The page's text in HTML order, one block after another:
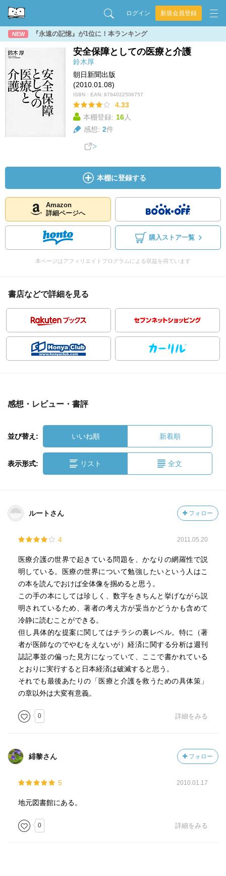
ログイン 新規会員登録
NEW 『永遠の記憶』が1位に！本ランキング
安全保障としての医療と介護
鈴木厚
朝日新聞出版
(2010.01.08)
ISBN・EAN: 9784022506757
4.33
本棚登録: 16人
感想: 2件
本棚に登録する
Amazon
詳細ページへ
購入ストア一覧
本ページはアフィリエイトプログラムによる収益を得ています
書店などで詳細を見る
感想・レビュー・書評
並び替え: いいね順 新着順
表示形式: リスト 全文
ルートさん フォロー
4 2011.05.20
医療介護の世界で起きている問題を、かなりの網羅性で説
明している。医療の世界について勉強したいという人はこ
の本を読んでおけば全体像を掴めると思う。
この手の本にしては珍しく、数字をきちんと挙げながら説
明されているため、著者の考え方が妥当かどうかも含めて
冷静に読むことができる。
但し具体的な提案に関してはチラシの裏レベル。特に（著
者が医師なのでやむをえないが）経済に関する分析は週刊
誌記事並の偏った見方になっていて、ここで書かれている
とおりに実行すると日本経済は破滅すると思う。
それでも最後あたりの「医療と介護を救うための具体策」
の章以外は大変有意義。
0 詳細をみる
緋黎さん フォロー
5 2010.01.17
地元図書館にある。
0 詳細をみる